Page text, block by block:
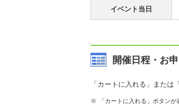
イベント当日
開催日程・お
「カートに入れる」または
「カートに入れる」ボタン